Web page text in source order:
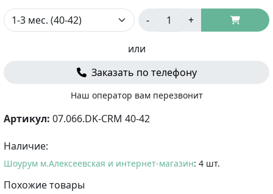
- +
или
Заказать по телефону
Наш оператор вам перезвонит
Артикул: 07.066.DK-CRM 40-42
Наличие:
Шоурум м.Алексеевская и интернет-магазин: 4 шт.
Похожие товары